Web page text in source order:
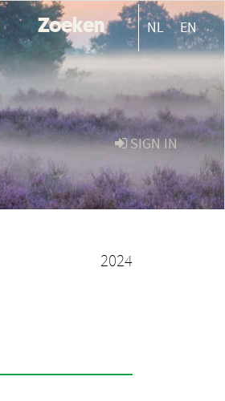
Zoeken NL EN
SIGN IN
2024